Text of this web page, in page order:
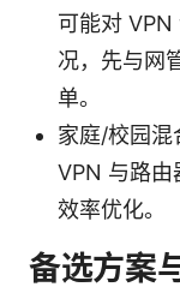
可能对
况，先与网
单。
家庭/校园混
VPN 与路由
效率优化。
备选方案